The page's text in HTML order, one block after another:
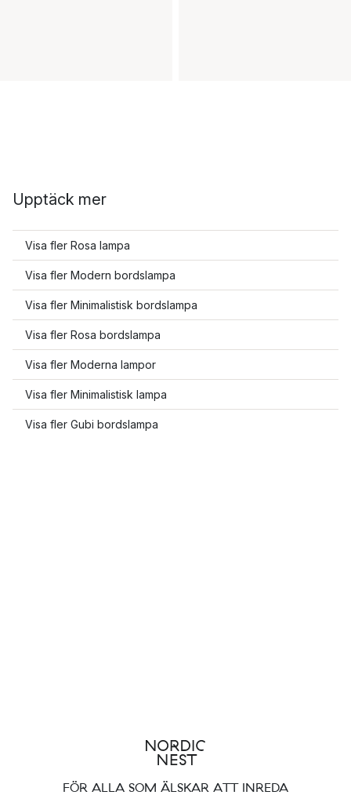
Upptäck mer
Visa fler Rosa lampa
Visa fler Modern bordslampa
Visa fler Minimalistisk bordslampa
Visa fler Rosa bordslampa
Visa fler Moderna lampor
Visa fler Minimalistisk lampa
Visa fler Gubi bordslampa
FÖR ALLA SOM ÄLSKAR ATT INREDA